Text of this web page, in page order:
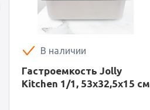
В наличии
Гастроемкость Jolly
Kitchen 1/1, 53х32,5х15 см